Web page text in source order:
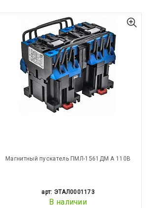
Магнитный пускатель ПМЛ-1561ДМ А 110В
арт: ЭТАЛ0001173
В наличии